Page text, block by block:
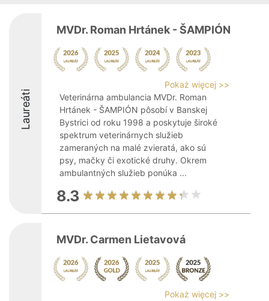
Laureáti
MVDr. Roman Hrtánek - ŠAMPIÓN
Pokaż więcej >>
Veterinárna ambulancia MVDr. Roman
Hrtánek - ŠAMPIÓN pôsobí v Banskej
Bystrici od roku 1998 a poskytuje široké
spektrum veterinárnych služieb
zameraných na malé zvieratá, ako sú
psy, mačky či exotické druhy. Okrem
ambulantných služieb ponúka ...
8.3
MVDr. Carmen Lietavová
Pokaż więcej >>